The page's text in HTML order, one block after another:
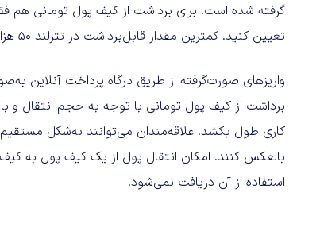
گرفته شده است. برای برداشت از کیف پول تومانی هم
تعیین کنید. کمترین مقدار قابل‌برداشت در تترلند ۵۰ هزار تومان و بیشترین مقدار هم ۵۰۰ میلیون تومان اعلام شده است.
واریزهای صورت‌گرفته از طریق درگاه پرداخت آنلاین
برداشت از کیف پول تومانی با توجه به حجم انتقال
کاری طول بکشد. علاقه‌مندان می‌توانند به‌شکل
بالعکس کنند. امکان انتقال پول از یک کیف پول به
استفاده از آن دریافت نمی‌شود.